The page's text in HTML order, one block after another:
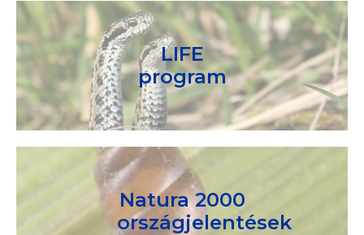
LIFE
program
Natura 2000
országjelentések